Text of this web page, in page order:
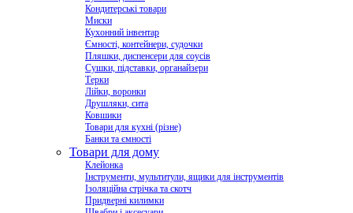
Кондитерські товари
Миски
Кухонний інвентар
Ємності, контейнери, судочки
Пляшки, диспенсери для соусів
Сушки, підставки, органайзери
Терки
Лійки, воронки
Друшляки, сита
Ковшики
Товари для кухні (різне)
Банки та ємності
Товари для дому
Клейонка
Інструменти, мультитули, ящики для інструментів
Ізоляційна стрічка та скотч
Придверні килимки